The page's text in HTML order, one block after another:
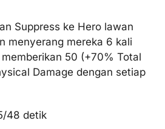
Suppress ke Hero lawan
menyerang mereka 6 kali
50 (+70% Total
Damage dengan setiap
48 detik